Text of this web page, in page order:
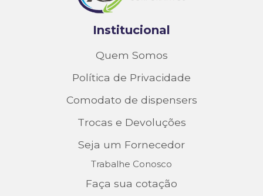
Institucional
Quem Somos
Política de Privacidade
Comodato de dispensers
Trocas e Devoluções
Seja um Fornecedor
Trabalhe Conosco
Faça sua cotação